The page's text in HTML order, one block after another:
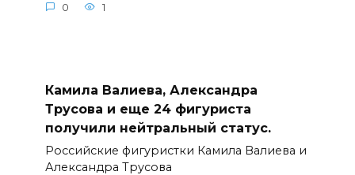
0 1
Камила Валиева, Александра
Трусова и еще 24 фигуриста
получили нейтральный статус.
Российские фигуристки Камила Валиева и
Александра Трусова